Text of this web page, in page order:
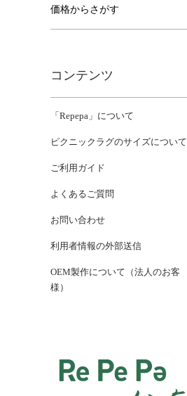
価格からさがす
コンテンツ
「Repepa」について
ピクニックラグのサイズについて
ご利用ガイド
よくあるご質問
お問い合わせ
利用者情報の外部送信
OEM製作について（法人のお客
様）